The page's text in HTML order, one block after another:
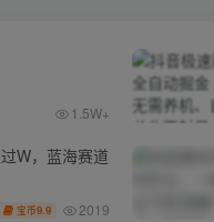
1.5W+
W，蓝海赛道
宝币9.9 2019